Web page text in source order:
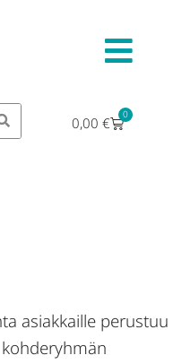
0,00 € 0
asiakkaille perustuu